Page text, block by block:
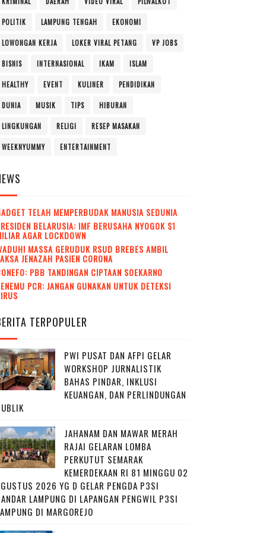
POLITIK LAMPUNG TENGAH EKONOMI
LOWONGAN KERJA LOKER VIRAL PETANG VP JOBS
BISNIS INTERNASIONAL IKAM ISLAM
HEALTHY EVENT KULINER PENDIDIKAN
DUNIA MUSIK TIPS HIBURAN
LINGKUNGAN RELIGI RESEP MASAKAN
WEEKNYUMMY ENTERTAINMENT
TELAH MEMPERBUDAK MANUSIA SEDUNIA
BELARUSIA: IMF BERUSAHA NYOGOK $1
AGAR LOCKDOWN
MASSA GERUDUK RSUD BREBES AMBIL
JENAZAH PASIEN CORONA
PBB TANDINGAN CIPTAAN SOEKARNO
PCR: JANGAN GUNAKAN UNTUK DETEKSI
TERPOPULER
PWI PUSAT DAN AFPI GELAR
WORKSHOP JURNALISTIK
BAHAS PINDAR, INKLUSI
KEUANGAN, DAN PERLINDUNGAN
JAHANAM DAN MAWAR MERAH
RAJAI GELARAN LOMBA
PERKUTUT SEMARAK
KEMERDEKAAN RI 81 MINGGU 02
2026 YG D GELAR PENGDA P3SI
LAMPUNG DI LAPANGAN PENGWIL P3SI
DI MARGOREJO